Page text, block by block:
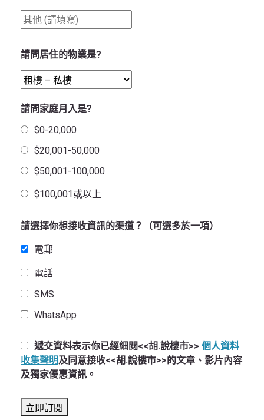
請問居住的物業是?
請問家庭月入是?
$0-20,000
$20,001-50,000
$50,001-100,000
$100,001或以上
請選擇你想接收資訊的渠道？（可選多於一項）
電郵
電話
SMS
WhatsApp
遞交資料表示你已經細閱<<胡.說樓市>> 個人資料
收集聲明及同意接收<<胡.說樓市>>的文章、影片內容
及獨家優惠資訊。